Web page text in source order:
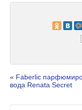
« Faberlic
вода Renata Secret